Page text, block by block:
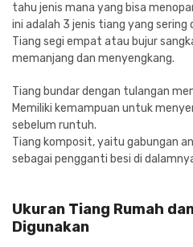
tahu jenis mana yang bisa
ini adalah 3 jenis tiang yang sering
Tiang segi empat atau bujur
memanjang dan menyengkang.
Tiang bundar dengan tulangan
Memiliki kemampuan untuk
sebelum runtuh.
Tiang komposit, yaitu gabungan
sebagai pengganti besi di
Ukuran Tiang Rumah
Digunakan